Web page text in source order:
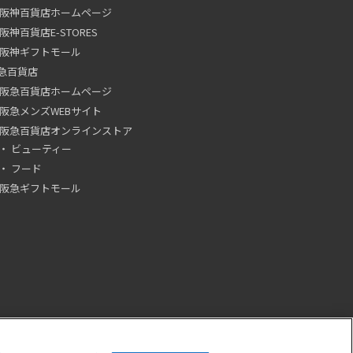
阪神百貨店ホームページ
阪神百貨店E-STORES
阪神ギフトモール
百貨店
阪急百貨店ホームページ
阪急メンズWEBサイト
阪急百貨店オンラインストア
ビューティー
フード
阪急ギフトモール